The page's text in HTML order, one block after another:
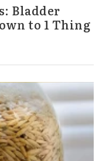
Bladder
to 1 Thing